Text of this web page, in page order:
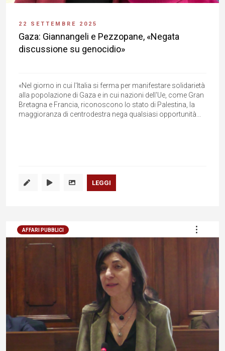
22 SETTEMBRE 2025
Gaza: Giannangeli e Pezzopane, «Negata
discussione su genocidio»
«Nel giorno in cui l'Italia si ferma per manifestare solidarietà
alla popolazione di Gaza e in cui nazioni dell'Ue, come Gran
Bretagna e Francia, riconoscono lo stato di Palestina, la
maggioranza di centrodestra nega qualsiasi opportunità...
LEGGI
AFFARI PUBBLICI